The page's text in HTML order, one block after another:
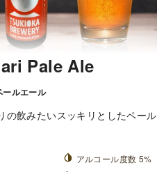
Pale Ale
ールエール
の飲みたいスッキリとしたペール
アルコール度数 5%